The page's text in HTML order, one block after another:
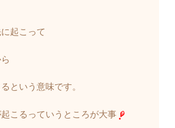
起こって
という意味です。
こるっていうところが大事